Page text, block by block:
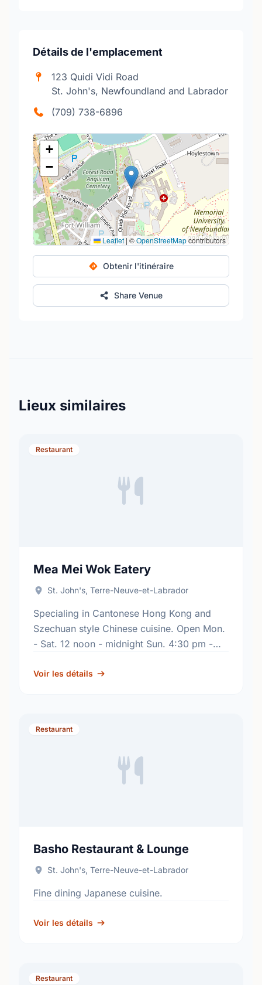
Détails de l'emplacement
123 Quidi Vidi Road
St. John's, Newfoundland and Labrador
(709) 738-6896
+
−
Leaflet | ©OpenStreetMapcontributors
Obtenir l'itinéraire
Share Venue
Lieux similaires
Restaurant
Mea Mei Wok Eatery
St. John's, Terre-Neuve-et-Labrador
Specialing in Cantonese Hong Kong and
Szechuan style Chinese cuisine. Open Mon.
- Sat. 12 noon - midnight Sun. 4:30 pm -
Voir les détails
Restaurant
Basho Restaurant & Lounge
St. John's, Terre-Neuve-et-Labrador
Fine dining Japanese cuisine.
Voir les détails
Restaurant